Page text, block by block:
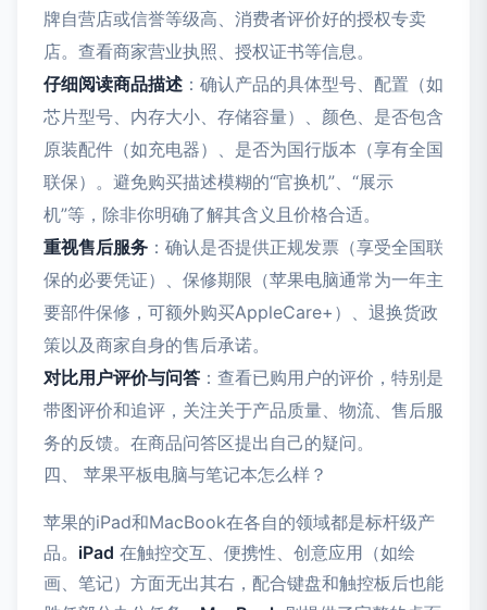
牌自营店或信誉等级高、消费者评价好的授权专卖
店。查看商家营业执照、授权证书等信息。
仔细阅读商品描述 ：确认产品的具体型号、配置（如
芯片型号、内存大小、存储容量）、颜色、是否包含
原装配件（如充电器）、是否为国行版本（享有全国
联保）。避免购买描述模糊的“官换机”、“展示
机”等，除非你明确了解其含义且价格合适。
重视售后服务 ：确认是否提供正规发票（享受全国联
保的必要凭证）、保修期限（苹果电脑通常为一年主
要部件保修，可额外购买AppleCare+）、退换货政
策以及商家自身的售后承诺。
对比用户评价与问答 ：查看已购用户的评价，特别是
带图评价和追评，关注关于产品质量、物流、售后服
务的反馈。在商品问答区提出自己的疑问。
四、 苹果平板电脑与笔记本怎么样？
苹果的iPad和MacBook在各自的领域都是标杆级产
品。 iPad 在触控交互、便携性、创意应用（如绘
画、笔记）方面无出其右，配合键盘和触控板后也能